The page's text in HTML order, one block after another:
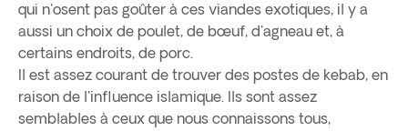
qui n'osent pas goûter à ces viandes exotiques, il y a
aussi un choix de poulet, de bœuf, d'agneau et, à
certains endroits, de porc.
Il est assez courant de trouver des postes de kebab, en
raison de l'influence islamique. Ils sont assez
semblables à ceux que nous connaissons tous,